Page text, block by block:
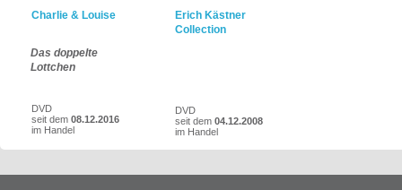
Charlie & Louise
Das doppelte
Lottchen
DVD
seit dem 08.12.2016
im Handel
Erich Kästner
Collection
DVD
seit dem 04.12.2008
im Handel